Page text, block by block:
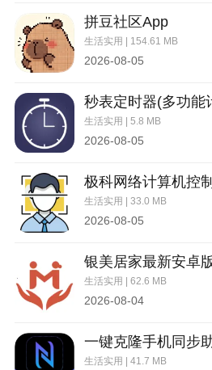
拼豆社区App
生活实用 | 154.61 MB
2026-08-05
秒表定时器(多功能
生活实用 | 5.8 MB
2026-08-05
生活实用 | 33.0 MB
2026-08-05
银美居家最新安卓
生活实用 | 62.6 MB
2026-08-04
生活实用 | 41.7 MB